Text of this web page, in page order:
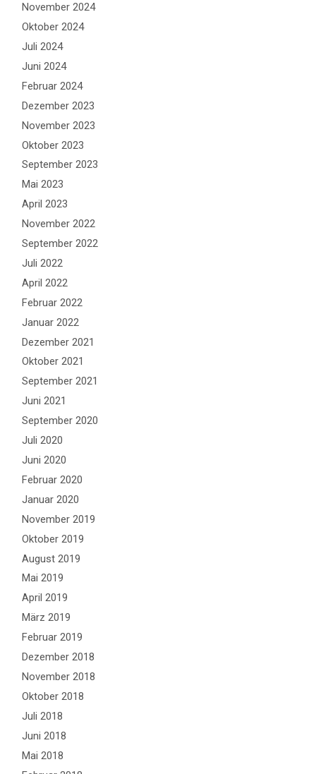
November 2024
Oktober 2024
Juli 2024
Juni 2024
Februar 2024
Dezember 2023
November 2023
Oktober 2023
September 2023
Mai 2023
April 2023
November 2022
September 2022
Juli 2022
April 2022
Februar 2022
Januar 2022
Dezember 2021
Oktober 2021
September 2021
Juni 2021
September 2020
Juli 2020
Juni 2020
Februar 2020
Januar 2020
November 2019
Oktober 2019
August 2019
Mai 2019
April 2019
März 2019
Februar 2019
Dezember 2018
November 2018
Oktober 2018
Juli 2018
Juni 2018
Mai 2018